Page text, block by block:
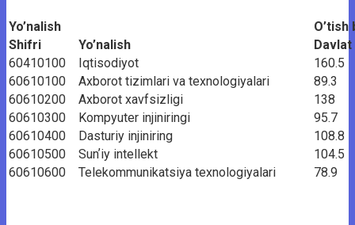
Yo’nalish
O’tish
Shifri
Yo’nalish
60410100
Iqtisodiyot
160.5
60610100
Axborot tizimlari va texnologiyalari
89.3
60610200
Axborot xavfsizligi
138
60610300
Kompyuter injiniringi
95.7
60610400
Dasturiy injiniring
108.8
60610500
Sunʼiy intellekt
104.5
60610600
Telekommunikatsiya texnologiyalari 78.9